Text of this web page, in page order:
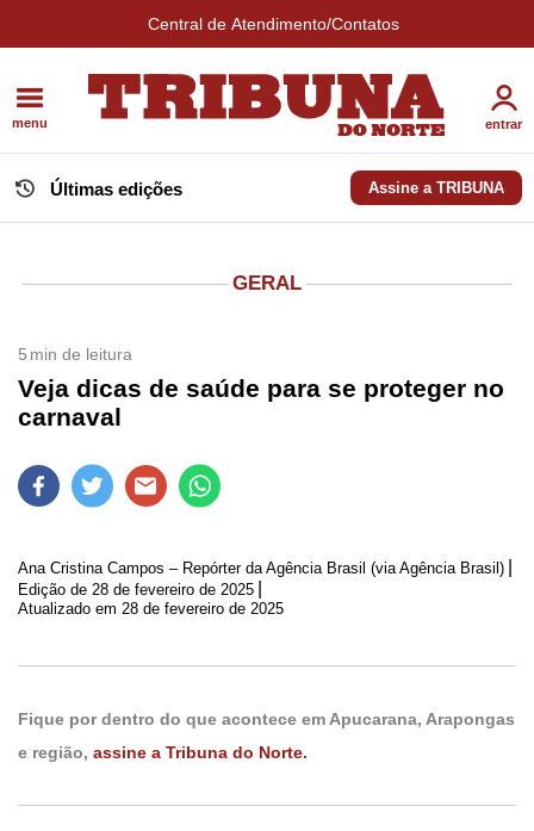
Central de Atendimento/Contatos
menu entrar
Últimas edições Assine a TRIBUNA
GERAL
5 min de leitura
Veja dicas de saúde para se proteger no
carnaval
Ana Cristina Campos – Repórter da Agência Brasil (via Agência Brasil)
Edição de 28 de fevereiro de 2025
Atualizado em 28 de fevereiro de 2025
Fique por dentro do que acontece em Apucarana, Arapongas
e região, assine a Tribuna do Norte.